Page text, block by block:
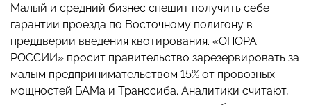
Малый и средний бизнес спешит получить себе
гарантии проезда по Восточному полигону в
преддверии введения квотирования. «ОПОРА
РОССИИ» просит правительство зарезервировать за
малым предпринимательством 15% от провозных
мощностей БАМа и Транссиба. Аналитики считают,